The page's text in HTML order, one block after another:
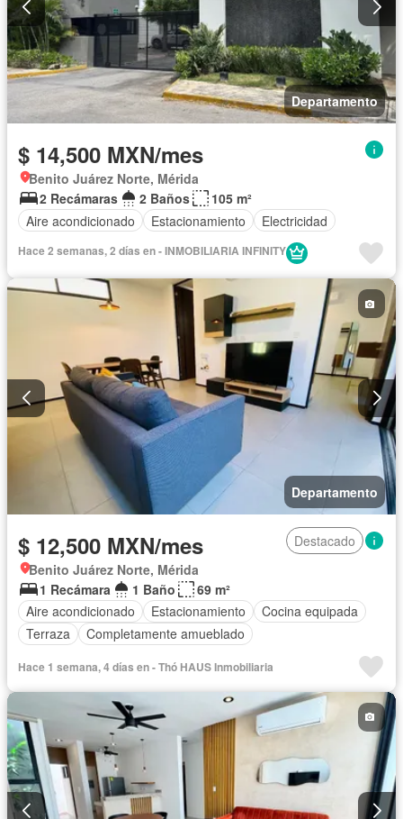
Departamento
$ 14,500 MXN/mes
Benito Juárez Norte, Mérida
2 Recámaras
2 Baños
105 m²
Aire acondicionado
Estacionamiento Electricidad
Hace 2 semanas, 2 días en - INMOBILIARIA INFINITY
Departamento
$ 12,500 MXN/mes
Destacado
Benito Juárez Norte, Mérida
1 Recámara
1 Baño
69 m²
Aire acondicionado
Estacionamiento
Cocina equipada
Terraza
Completamente amueblado
Hace 1 semana, 4 días en - Thó HAUS Inmobiliaria